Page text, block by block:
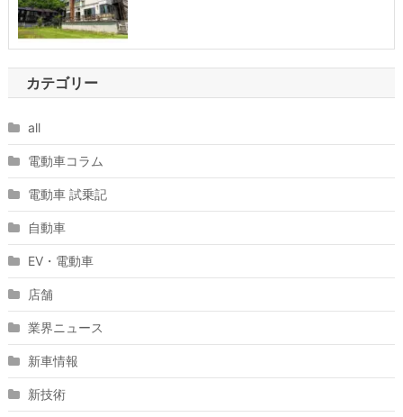
カテゴリー
all
電動車コラム
電動車 試乗記
自動車
EV・電動車
店舗
業界ニュース
新車情報
新技術